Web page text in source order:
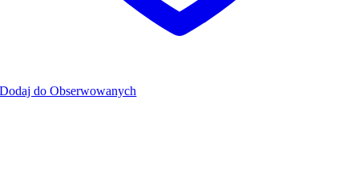
Dodaj do Obserwowanych